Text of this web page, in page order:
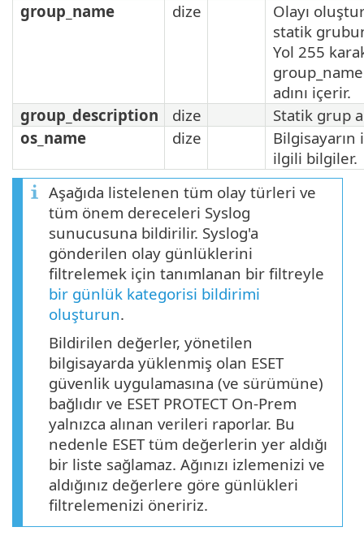
group_name dize
Olayı
statik
Yol 255
adını içerir.
group_description
dize
Statik grup
os_name
dize
ilgili bilgiler.
Aşağıda listelenen tüm olay türleri ve
tüm önem dereceleri Syslog
sunucusuna bildirilir. Syslog'a
gönderilen olay günlüklerini
filtrelemek için tanımlanan bir filtreyle
bir günlük kategorisi bildirimi
oluşturun.
Bildirilen değerler, yönetilen
bilgisayarda yüklenmiş olan ESET
güvenlik uygulamasına (ve sürümüne)
bağlıdır ve ESET PROTECT On-Prem
yalnızca alınan verileri raporlar. Bu
nedenle ESET tüm değerlerin yer aldığı
bir liste sağlamaz. Ağınızı izlemenizi ve
aldığınız değerlere göre günlükleri
filtrelemenizi öneririz.